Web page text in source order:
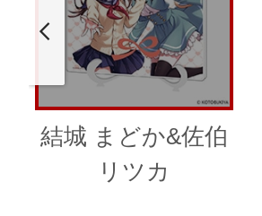
結城 まどか&佐伯
リツカ